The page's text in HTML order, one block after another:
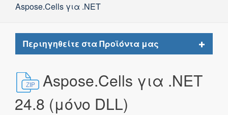
Aspose.Cells για .NET
Περιηγηθείτε στα Προϊόντα μας
Toggle
Aspose.Cells για .NET
24.8 (μόνο DLL)